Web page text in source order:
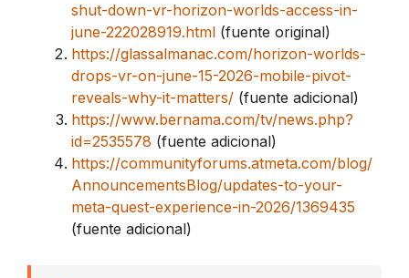
shut-down-vr-horizon-worlds-access-in-
june-222028919.html (fuente original)
https://glassalmanac.com/horizon-worlds-
drops-vr-on-june-15-2026-mobile-pivot-
reveals-why-it-matters/ (fuente adicional)
https://www.bernama.com/tv/news.php?
id=2535578 (fuente adicional)
https://communityforums.atmeta.com/blog/
AnnouncementsBlog/updates-to-your-
meta-quest-experience-in-2026/1369435
(fuente adicional)